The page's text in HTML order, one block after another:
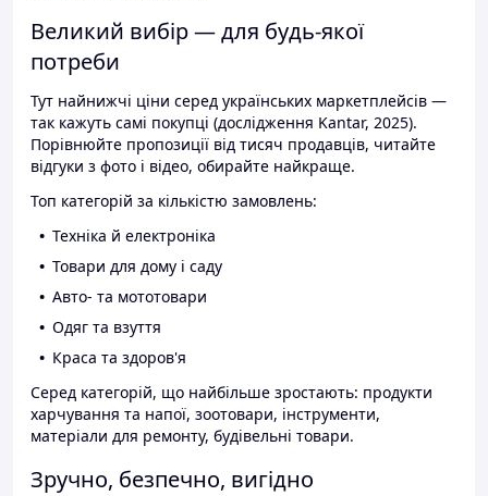
Великий вибір — для будь-якої
потреби
Тут найнижчі ціни серед українських маркетплейсів —
так кажуть самі покупці (дослідження Kantar, 2025).
Порівнюйте пропозиції від тисяч продавців, читайте
відгуки з фото і відео, обирайте найкраще.
Топ категорій за кількістю замовлень:
Техніка й електроніка
Товари для дому і саду
Авто- та мототовари
Одяг та взуття
Краса та здоров'я
Серед категорій, що найбільше зростають: продукти
харчування та напої, зоотовари, інструменти,
матеріали для ремонту, будівельні товари.
Зручно, безпечно, вигідно